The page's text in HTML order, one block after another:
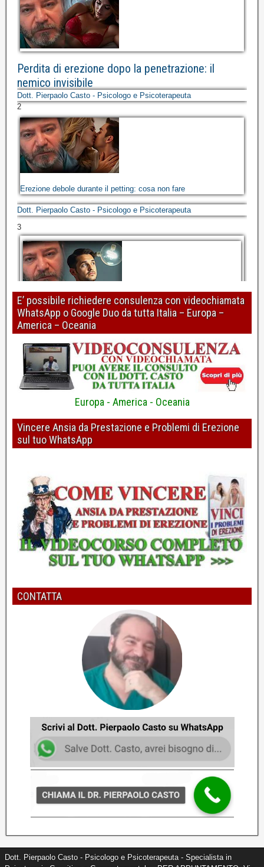
Perdita di erezione dopo la penetrazione: il
nemico invisibile
Dott. Pierpaolo Casto - Psicologo e Psicoterapeuta
2
Erezione debole durante il petting: cosa non fare
Dott. Pierpaolo Casto - Psicologo e Psicoterapeuta
3
Perdita o mancanza di erezione: risolvere riconoscendo gli errori
di ragionamento
Dott. Pierpaolo Casto - Psicologo e Psicoterapeuta
Erezioni più forti? Pulire i pensieri con la "R"
Per migliorare l'erezione bisogna risolvere il vero
problema
6
Come potenziare l'erezione e la durata
cambiando le frequenze
Dott. Pierpaolo Casto - Psicologo e Psicoterapeuta
Perdita di erezione alla penetrazione
8
E’ possibile richiedere consulenza con videochiamata
WhatsApp o Google Duo da tutta Italia – Europa –
America – Oceania
Europa - America - Oceania
Vincere Ansia da Prestazione e Problemi di Erezione
sul tuo WhatsApp
CONTATTA
Dott. Pierpaolo Casto - Psicologo e Psicoterapeuta - Specialista in